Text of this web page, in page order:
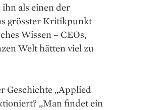
als einen der
grösster Kritikpunkt
Wissen – CEOs,
Welt hätten viel zu
Geschichte „Applied
„Man findet ein